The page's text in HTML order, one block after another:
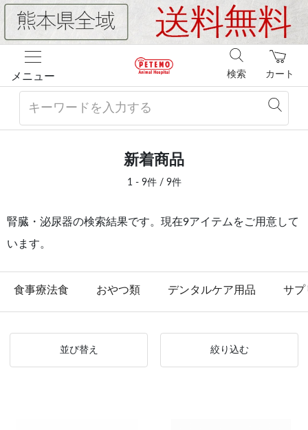
メニュー カート
検索
新着商品
1 - 9件 / 9件
腎臓・泌尿器の検索結果です。現在9アイテムをご用意して
います。
食事療法食 おやつ類 デンタルケア用品 サプ
並び替え 絞り込む